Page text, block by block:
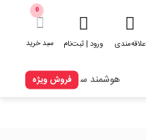
علاقه‌مندی ورود | ثبت‌نام
0
سبد خرید
هوشمند سازیفروش ویژه